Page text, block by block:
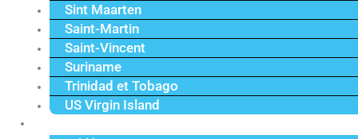
Sint Maarten
Saint-Martin
Saint-Vincent
Suriname
Trinidad et Tobago
US Virgin Island